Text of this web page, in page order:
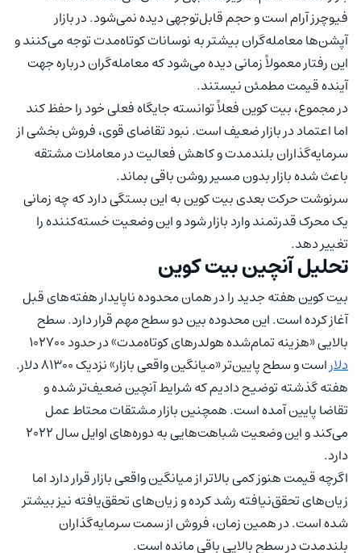
فیوچرز آرام است و حجم قابل‌توجهی دیده نمی‌شود. در بازار
آپشن‌ها معامله‌گران بیشتر به نوسانات کوتاه‌مدت توجه می‌کنند و
این رفتار معمولاً زمانی دیده می‌شود که معامله‌گران درباره جهت
آینده قیمت مطمئن نیستند.
در مجموع، بیت کوین فعلاً توانسته جایگاه فعلی خود را حفظ کند
اما اعتماد در بازار ضعیف است. نبود تقاضای قوی، فروش بخشی از
سرمایه‌گذاران بلندمدت و کاهش فعالیت در معاملات مشتقه
باعث شده بازار بدون مسیر روشن باقی بماند.
سرنوشت حرکت بعدی بیت کوین به این بستگی دارد که چه زمانی
یک محرک قدرتمند وارد بازار شود و این وضعیت خسته‌کننده را
تغییر دهد.
تحلیل آنچین بیت کوین
بیت کوین هفته جدید را در همان محدوده ناپایدار هفته‌های قبل
آغاز کرده است. این محدوده بین دو سطح مهم قرار دارد. سطح
بالایی «هزینه تمام‌شده هولدرهای کوتاه‌مدت» در حدود ۱۰۲۷۰۰
دلار
است و سطح پایین‌تر «میانگین واقعی بازار» نزدیک ۸۱۳۰۰ دلار.
هفته گذشته توضیح دادیم که شرایط آنچین ضعیف‌تر شده و
تقاضا پایین آمده است. همچنین بازار مشتقات محتاط عمل
می‌کند و این وضعیت شباهت‌هایی به دوره‌های اوایل سال ۲۰۲۲
دارد.
اگرچه قیمت هنوز کمی بالاتر از میانگین واقعی بازار قرار دارد اما
زیان‌های تحقق‌نیافته رشد کرده و زیان‌های تحقق‌یافته نیز بیشتر
شده است. در همین زمان، فروش از سمت سرمایه‌گذاران
بلندمدت در سطح بالایی باقی مانده است.